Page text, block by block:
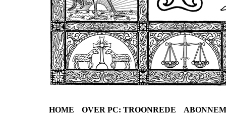
HOME OVER PC: TROONREDE